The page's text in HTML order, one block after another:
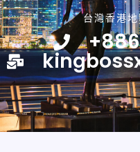
台灣香港